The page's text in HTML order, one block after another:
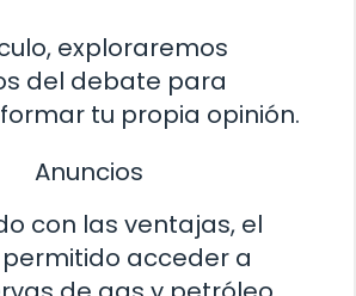
exploraremos
del debate para
tu propia opinión.
Anuncios
con las ventajas, el
acceder a